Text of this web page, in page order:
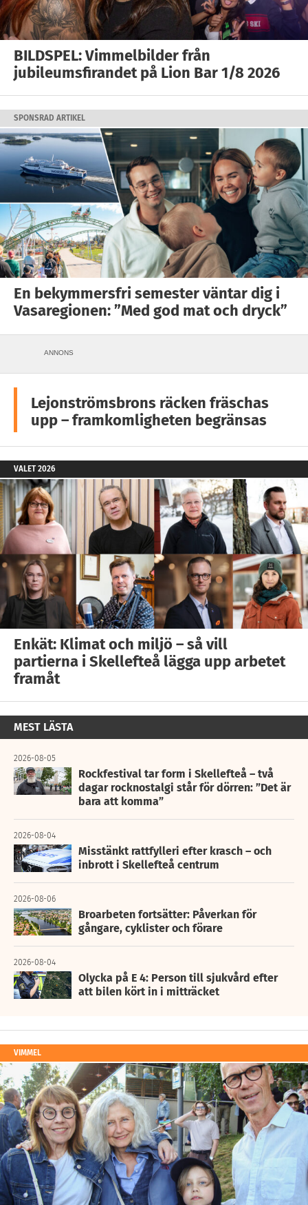
BILDSPEL: Vimmelbilder från
jubileumsfirandet på Lion Bar 1/8 2026
SPONSRAD ARTIKEL
En bekymmersfri semester väntar dig i
Vasaregionen: ”Med god mat och dryck”
ANNONS
Lejonströmsbrons räcken fräschas
upp – framkomligheten begränsas
VALET 2026
Enkät: Klimat och miljö – så vill
partierna i Skellefteå lägga upp arbetet
framåt
MEST LÄSTA
2026-08-05
Rockfestival tar form i Skellefteå – två
dagar rocknostalgi står för dörren: ”Det är
bara att komma”
2026-08-04
Misstänkt rattfylleri efter krasch – och
inbrott i Skellefteå centrum
2026-08-06
Broarbeten fortsätter: Påverkan för
gångare, cyklister och förare
2026-08-04
Olycka på E 4: Person till sjukvård efter
att bilen kört in i mitträcket
VIMMEL